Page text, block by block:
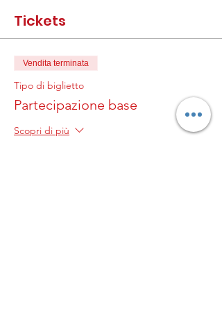
Tickets
Vendita terminata
Tipo di biglietto
Partecipazione base
Scopri di più